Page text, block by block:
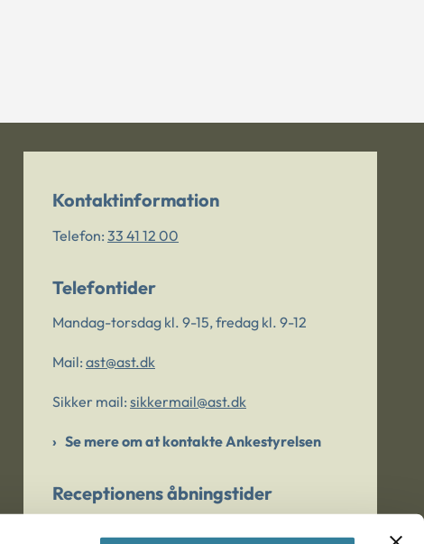
Kontaktinformation
Telefon: 33 41 12 00
Telefontider
Mandag-torsdag kl. 9-15, fredag kl. 9-12
Mail: ast@ast.dk
Sikker mail: sikkermail@ast.dk
Se mere om at kontakte Ankestyrelsen
Receptionens åbningstider